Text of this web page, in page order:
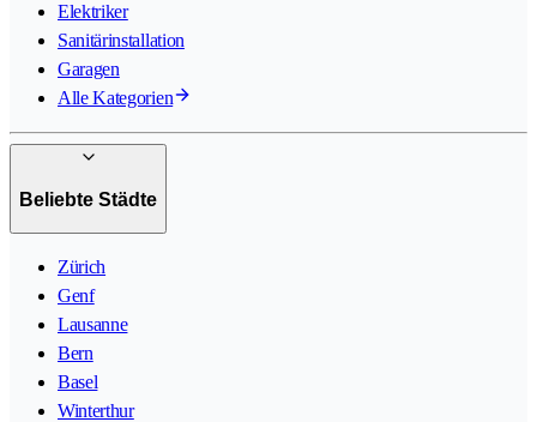
Elektriker
Sanitärinstallation
Garagen
Alle Kategorien
Beliebte Städte
Zürich
Genf
Lausanne
Bern
Basel
Winterthur